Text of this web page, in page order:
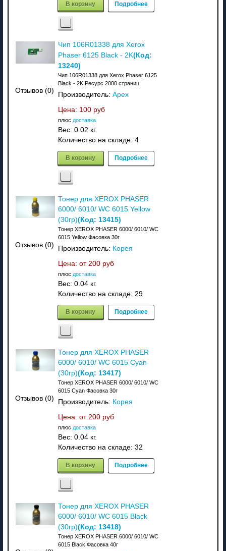
В корзину Подробнее
Отзывов (0)
Чип 106R01338 для Xerox
Phaser 6125 Black - 2K(Код:
13240)
Чип 106R01338 для Xerox Phaser 6125
Black - 2K Ресурс 2000 страниц
Производитель: Apex
Цена: 100 руб
плюс доставка
Вес: 0.02 кг.
Количество на складе: 4
В корзину Подробнее
Отзывов (0)
Тонер для XEROX PHASER
6000/ 6010/ WC 6015 Yellow
(30гр)(Код: 13415)
Тонер XEROX PHASER 6000/ 6010/ WC
6015 Yellow Фасовка 30г
Производитель: Корея
Цена: от 200 руб
плюс доставка
Вес: 0.04 кг.
Количество на складе: 29
В корзину Подробнее
Отзывов (0)
Тонер для XEROX PHASER
6000/ 6010/ WC 6015 Cyan
(30гр)(Код: 13417)
Тонер XEROX PHASER 6000/ 6010/ WC
6015 Cyan Фасовка 30г
Производитель: Корея
Цена: от 200 руб
плюс доставка
Вес: 0.04 кг.
Количество на складе: 32
В корзину Подробнее
Тонер для XEROX PHASER
6000/ 6010/ WC 6015 Black
(30гр)(Код: 13418)
Тонер XEROX PHASER 6000/ 6010/ WC
6015 Black Фасовка 40г